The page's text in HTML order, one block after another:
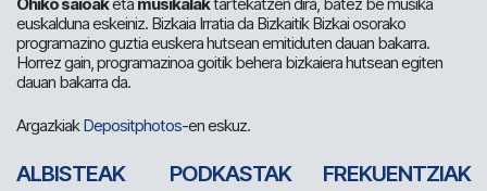
euskalduna eskeiniz. Bizkaia Irratia da Bizkaitik Bizkai osorako
programazino guztia euskera hutsean emitiduten dauan bakarra.
Horrez gain, programazinoa goitik behera bizkaiera hutsean egiten
dauan bakarra da.
ArgazkiakDepositphotos-en eskuz.
ALBISTEAK PODKASTAK FREKUENTZIAK